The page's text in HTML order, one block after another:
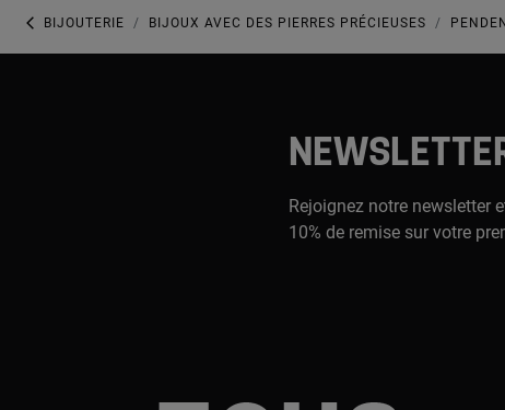
BIJOUTERIE BIJOUX AVEC DES PIERRES PRÉCIEUSES
Rejoignez notre newsletter
10% de remise sur votre